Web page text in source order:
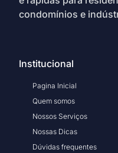
condomínios e
Institucional
Pagina Inicial
Quem somos
Nossos Serviços
Nossas Dicas
Dúvidas frequentes